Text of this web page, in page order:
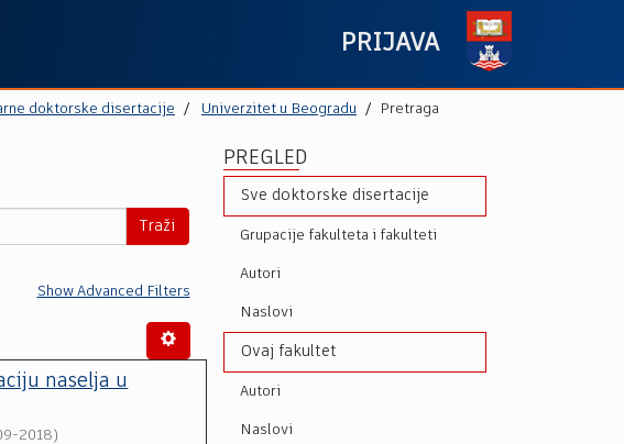
PRIJAVA
doktorske disertacije Univerzitet u Beogradu Pretraga
Traži
Show Advanced Filters
naselja u
2018)
PREGLED
Sve doktorske disertacije
Grupacije fakulteta i fakulteti
Autori
Naslovi
Ovaj fakultet
Autori
Naslovi